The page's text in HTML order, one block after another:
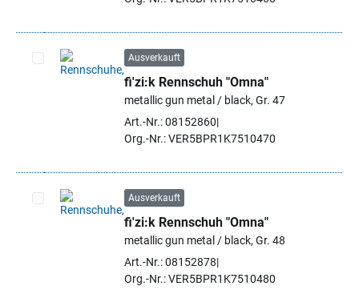
Artikel auswählen
Ausverkauft
fi'zi:k Rennschuh "Omna"
metallic gun metal / black, Gr. 47
Art.-Nr.: 08152860
Org.-Nr.: VER5BPR1K7510470
Artikel auswählen
Ausverkauft
fi'zi:k Rennschuh "Omna"
metallic gun metal / black, Gr. 48
Art.-Nr.: 08152878
Org.-Nr.: VER5BPR1K7510480